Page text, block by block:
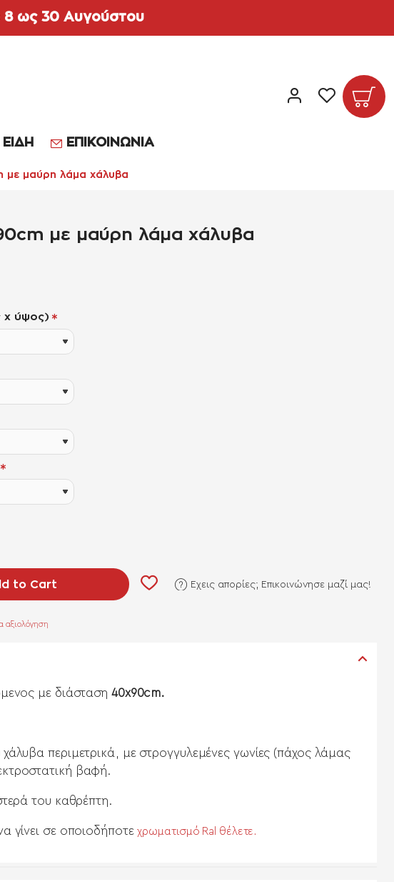
8 ως 30 Αυγούστου
ΕΠΙΚΟΙΝΩΝΙΑ
με μαύρη λάμα χάλυβα
με μαύρη λάμα χάλυβα
αξιολόγηση
x ύψος)
to Cart Έχεις απορίες; Επικοινώνησε μαζί μας!
με διάσταση 40x90cm.
περιμετρικά, με στρογγυλεμένες γωνίες (πάχος λάμας
βαφή.
του καθρέπτη.
γίνει σε οποιοδήποτεχρωματισμό Ral θέλετε.